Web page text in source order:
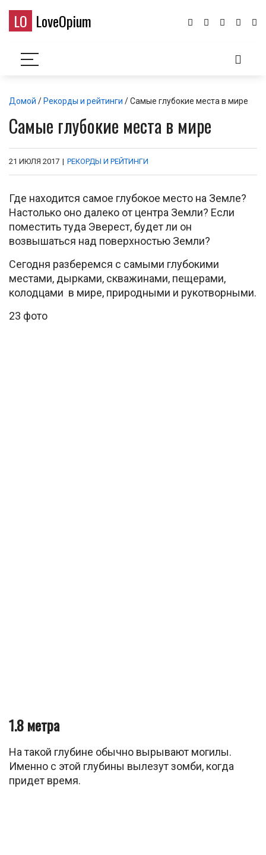
LO LoveOpium
Домой / Рекорды и рейтинги / Самые глубокие места в мире
Самые глубокие места в мире
21 ИЮЛЯ 2017 | РЕКОРДЫ И РЕЙТИНГИ
Где находится самое глубокое место на Земле?
Настолько оно далеко от центра Земли? Если
поместить туда Эверест, будет ли он
возвышаться над поверхностью Земли?
Сегодня разберемся с самыми глубокими
местами, дырками, скважинами, пещерами,
колодцами в мире, природными и рукотворными.
23 фото
1.8 метра
На такой глубине обычно вырывают могилы.
Именно с этой глубины вылезут зомби, когда
придет время.